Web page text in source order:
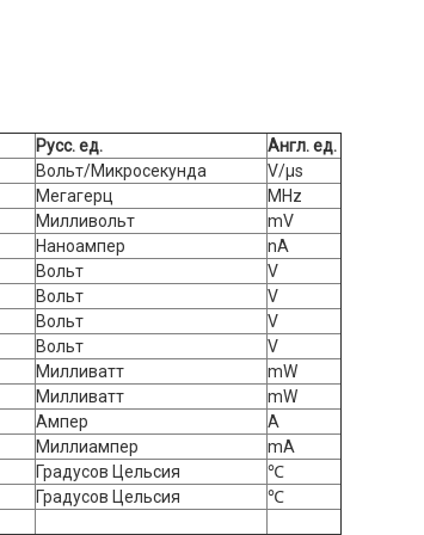
Русс. ед.
Англ. ед.
Вольт/Микросекунда
V/μs
Мегагерц
MHz
Милливольт
mV
Наноампер
nA
Вольт
V
Вольт
V
Вольт
V
Вольт
V
Милливатт
mW
Милливатт
mW
Ампер
A
Миллиампер
mA
Градусов Цельсия
℃
Градусов Цельсия
℃